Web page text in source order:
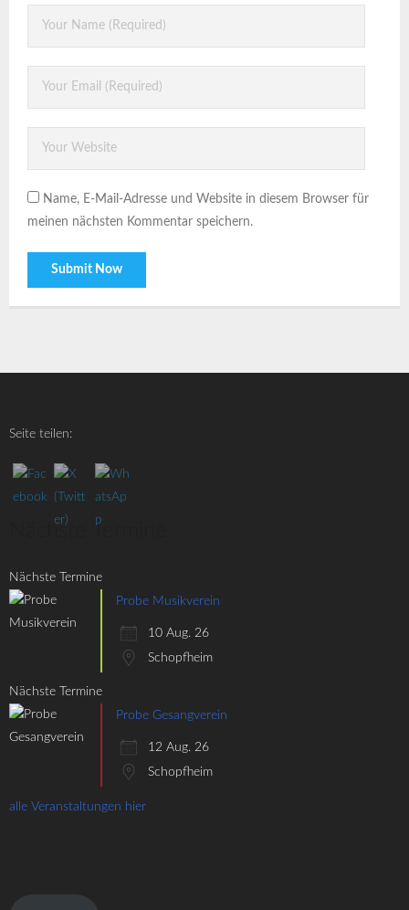
Name, E-Mail-Adresse und Website in diesem Browser für
meinen nächsten Kommentar speichern.
Seite teilen:
Nächste Termine
Nächste Termine
Probe Musikverein
10 Aug. 26
Schopfheim
Nächste Termine
Probe Gesangverein
12 Aug. 26
Schopfheim
alle Veranstaltungen hier